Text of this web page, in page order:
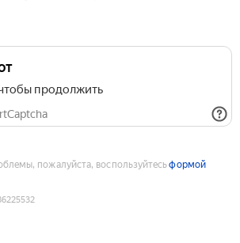
продолжить
пожалуйста, воспользуйтесьформой